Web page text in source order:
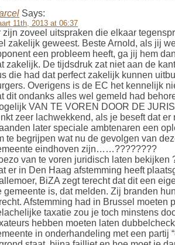
Says:
11th, 2013 at 06:37
zijn zoveel uitspraken die elkaar
zakelijk geweest. Beste Arnold, als jij
een probleem heeft, ga jij hem
zakelijk. De tijdsdruk zat niet aan de
die had dat perfect zakelijk kunnen
Overigens is de EC het kennelijk
dit ondanks alles wel gemeld had
VAN TE VOREN DOOR DE
zeer lachwekkend, als je beseft dat
later speciale ambtenaren een
te begrijpen wat nu de gevolgen van
eindhoven zijn……????????
van te voren juridisch laten bekijken
er in Den Haag afstemming heeft
BiZA zegt terecht dat dit een
gemeente is, dat melden. Zij branden
Afstemming had in Brussel moeten
taxatie zou je toch minstens
hebben moeten laten
in onderhandeling met een partij